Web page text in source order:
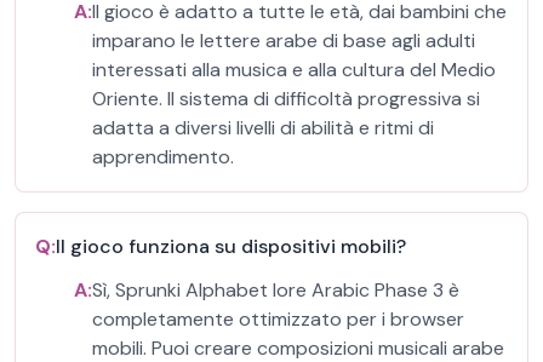
A:Il gioco è adatto a tutte le età, dai bambini che
imparano le lettere arabe di base agli adulti
interessati alla musica e alla cultura del Medio
Oriente. Il sistema di difficoltà progressiva si
adatta a diversi livelli di abilità e ritmi di
apprendimento.
Q:Il gioco funziona su dispositivi mobili?
A:Sì, Sprunki Alphabet lore Arabic Phase 3 è
completamente ottimizzato per i browser
mobili. Puoi creare composizioni musicali arabe